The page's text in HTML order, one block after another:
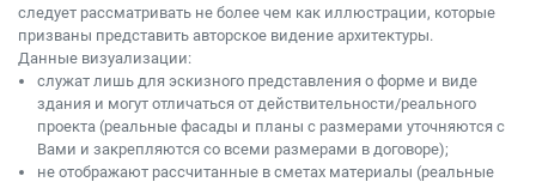
следует рассматривать не более чем как иллюстрации, которые
призваны представить авторское видение архитектуры.
Данные визуализации:
служат лишь для эскизного представления о форме и виде
здания и могут отличаться от действительности/реального
проекта (реальные фасады и планы с размерами уточняются с
Вами и закрепляются со всеми размерами в договоре);
не отображают рассчитанные в сметах материалы (реальные